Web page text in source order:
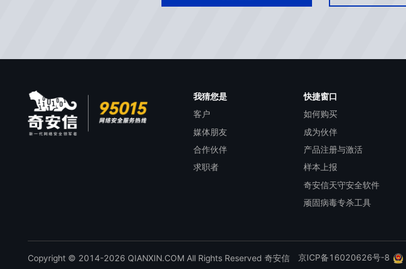
我猜您是
客户
媒体朋友
合作伙伴
求职者
快捷窗口
如何购买
成为伙伴
产品注册与激活
样本上报
奇安信天守安全软件
顽固病毒专杀工具
Copyright © 2014-2026 QIANXIN.COM All Rights Reserved 奇安信 京ICP备16020626号-8